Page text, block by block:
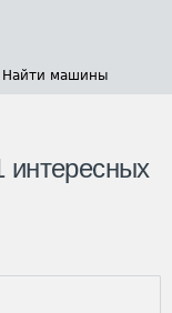
Найти машины
интересных